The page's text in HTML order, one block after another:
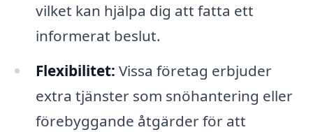
vilket kan hjälpa dig att fatta ett
informerat beslut.
Flexibilitet: Vissa företag erbjuder
extra tjänster som snöhantering eller
förebyggande åtgärder för att